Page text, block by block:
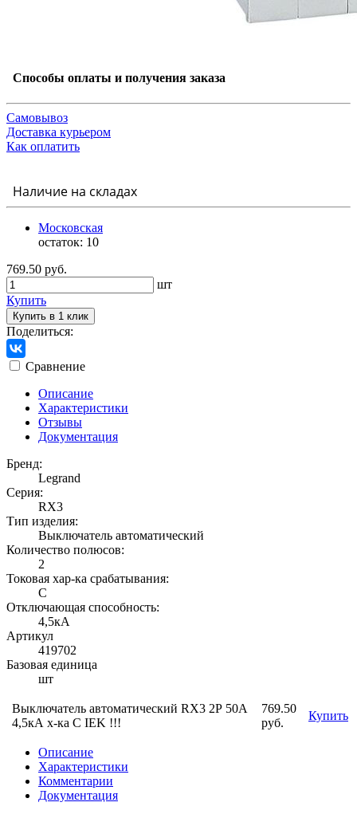
Способы оплаты и получения заказа
Самовывоз
Доставка курьером
Как оплатить
Наличие на складах
Московская
остаток: 10
769.50 руб.
шт
Купить
Купить в 1 клик
Поделиться:
Сравнение
Описание
Характеристики
Отзывы
Документация
Бренд:
Legrand
Серия:
RX3
Тип изделия:
Выключатель автоматический
Количество полюсов:
2
Токовая хар-ка срабатывания:
C
Отключающая способность:
4,5кА
Артикул
419702
Базовая единица
шт
Выключатель автоматический RX3 2Р 50А
4,5кА х-ка С IEK !!!
769.50
руб.
Купить
Описание
Характеристики
Комментарии
Документация